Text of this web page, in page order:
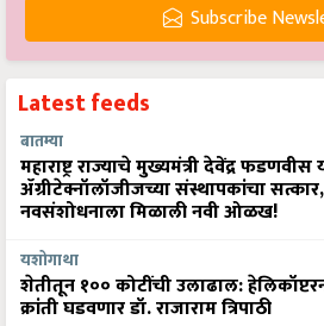
Subscribe
Latest feeds
बातम्या
महाराष्ट्र राज्याचे मुख्यमंत्री देवेंद्र फडणवीस
ॲग्रीटेक्नॉलॉजीजच्या संस्थापकांचा
नवसंशोधनाला मिळाली नवी ओळख!
यशोगाथा
शेतीतून १०० कोटींची उलाढाल:
क्रांती घडवणार डॉ. राजाराम त्रिपाठी